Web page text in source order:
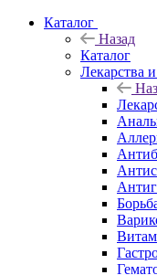
Каталог
Назад
Каталог
Лекарства